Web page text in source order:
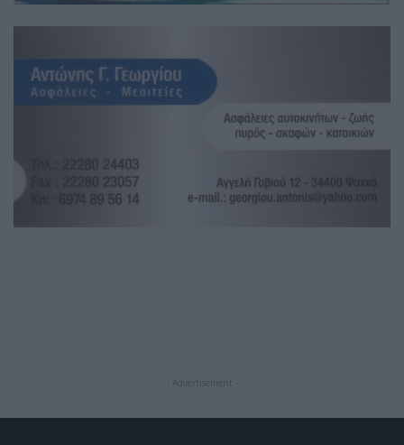
- Advertisement -